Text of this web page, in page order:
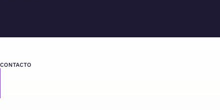
CONTACTO